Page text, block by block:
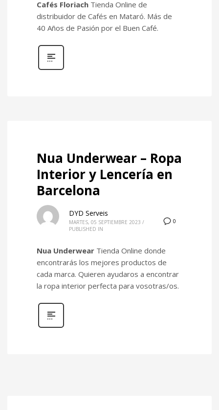
Cafés Floriach Tienda Online de
distribuidor de Cafés en Mataró. Más de
40 Años de Pasión por el Buen Café.
Nua Underwear – Ropa
Interior y Lencería en
Barcelona
0
DYD Serveis
MARTES, 05 SEPTIEMBRE 2023 /
PUBLISHED IN
Nua Underwear Tienda Online donde
encontrarás los mejores productos de
cada marca. Quieren ayudaros a encontrar
la ropa interior perfecta para vosotras/os.